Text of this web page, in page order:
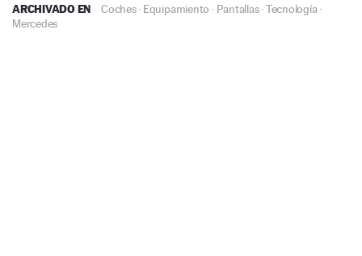
ARCHIVADO EN Coches· Equipamiento · Pantallas·Tecnología·
Mercedes